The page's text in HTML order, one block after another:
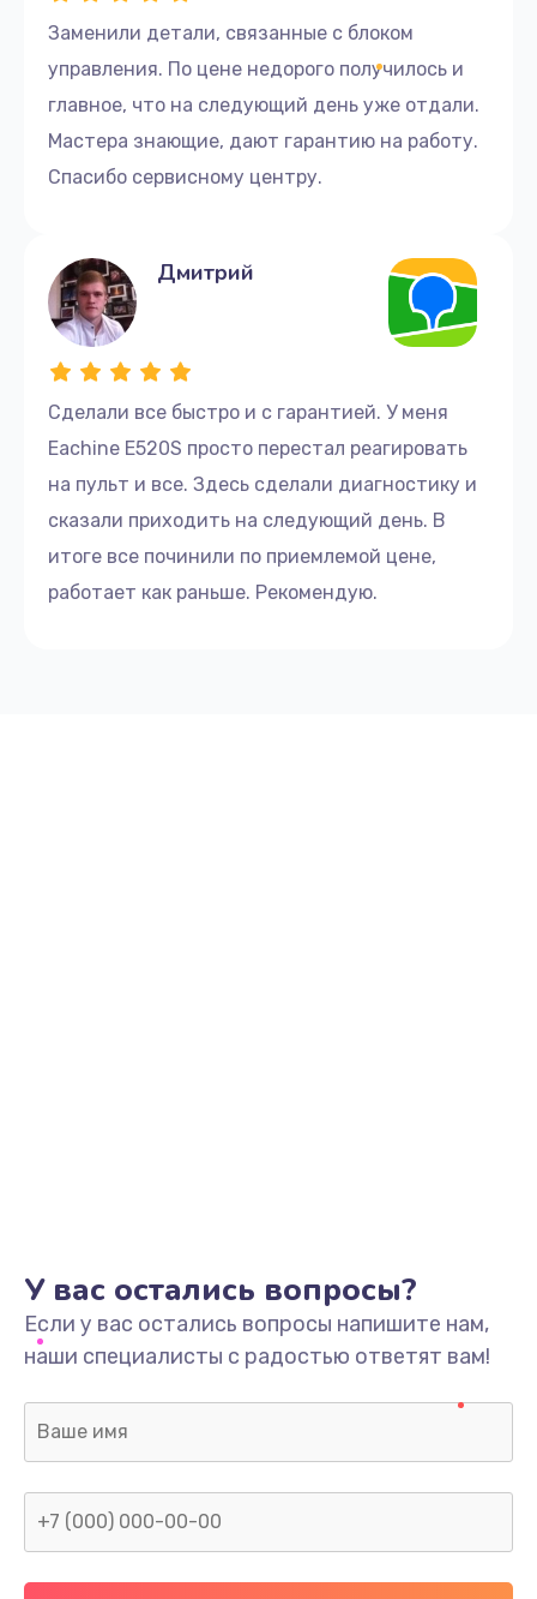
Заменили детали, связанные с блоком
управления. По цене недорого получилось и
главное, что на следующий день уже отдали.
Мастера знающие, дают гарантию на работу.
Спасибо сервисному центру.
Сделали все быстро и с гарантией. У меня
Eachine E520S просто перестал реагировать
на пульт и все. Здесь сделали диагностику и
сказали приходить на следующий день. В
итоге все починили по приемлемой цене,
работает как раньше. Рекомендую.
Дмитрий
У вас остались вопросы?
Если у вас остались вопросы напишите нам,
наши специалисты с радостью ответят вам!